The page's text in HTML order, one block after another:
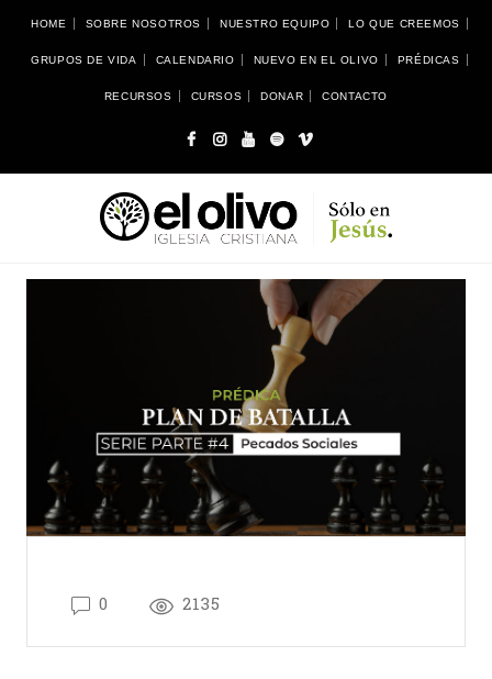
HOME SOBRE NOSOTROS NUESTRO EQUIPO LO QUE CREEMOS
GRUPOS DE VIDA CALENDARIO NUEVO EN EL OLIVO PRÉDICAS
RECURSOS CURSOS DONAR CONTACTO
0 2135